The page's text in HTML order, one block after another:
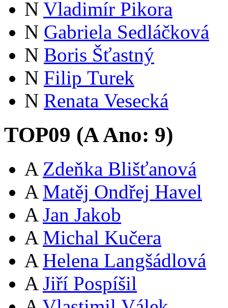
N Vladimír Pikora
N Gabriela Sedláčková
N Boris Šťastný
N Filip Turek
N Renata Vesecká
TOP09 (AAno: 9)
A Zdeňka Blišťanová
A Matěj Ondřej Havel
A Jan Jakob
A Michal Kučera
A Helena Langšádlová
A Jiří Pospíšil